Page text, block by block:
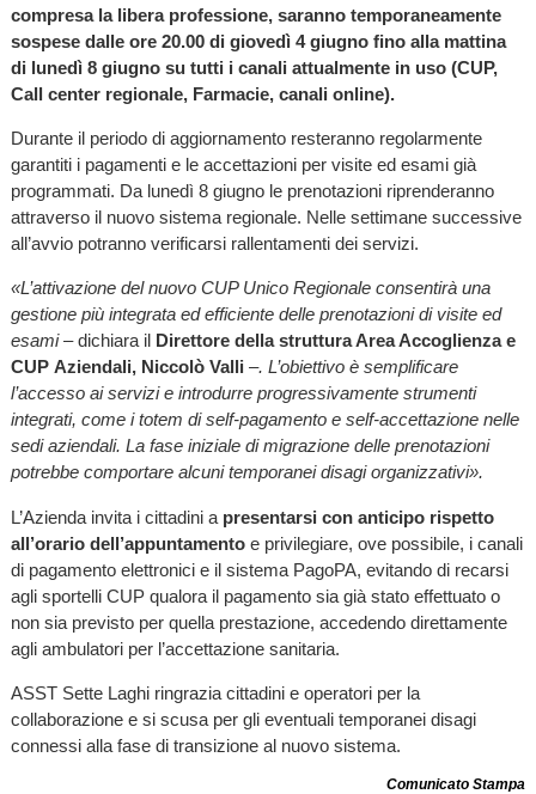
compresa la libera professione, saranno temporaneamente
sospese dalle ore 20.00 di giovedì 4 giugno fino alla mattina
di lunedì 8 giugno su tutti i canali attualmente in uso (CUP,
Call center regionale, Farmacie, canali online).
Durante il periodo di aggiornamento resteranno regolarmente
garantiti i pagamenti e le accettazioni per visite ed esami già
programmati. Da lunedì 8 giugno le prenotazioni riprenderanno
attraverso il nuovo sistema regionale. Nelle settimane successive
all’avvio potranno verificarsi rallentamenti dei servizi.
«L’attivazione del nuovo CUP Unico Regionale consentirà una
gestione più integrata ed efficiente delle prenotazioni di visite ed
esami– dichiara ilDirettore della struttura Area Accoglienza e
CUP Aziendali, Niccolò Valli –. L’obiettivo è semplificare
l’accesso ai servizi e introdurre progressivamente strumenti
integrati, come i totem di self-pagamento e self-accettazione nelle
sedi aziendali. La fase iniziale di migrazione delle prenotazioni
potrebbe comportare alcuni temporanei disagi organizzativi».
L’Azienda invita i cittadini a presentarsi con anticipo rispetto
all’orario dell’appuntamentoe privilegiare, ove possibile, i canali
di pagamento elettronici e il sistema PagoPA, evitando di recarsi
agli sportelli CUP qualora il pagamento sia già stato effettuato o
non sia previsto per quella prestazione, accedendo direttamente
agli ambulatori per l’accettazione sanitaria.
ASST Sette Laghi ringrazia cittadini e operatori per la
collaborazione e si scusa per gli eventuali temporanei disagi
connessi alla fase di transizione al nuovo sistema.
Comunicato Stampa